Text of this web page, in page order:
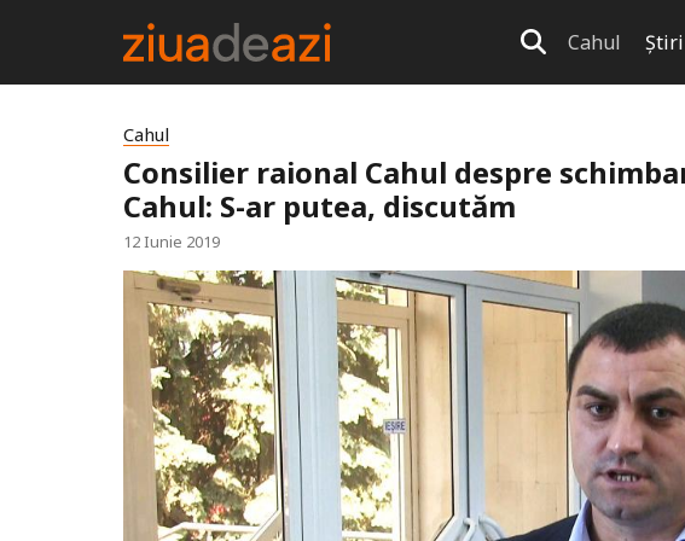
Cahul Știri
Cahul
Consilier raional Cahul despre
Cahul: S-ar putea, discutăm
12 Iunie 2019